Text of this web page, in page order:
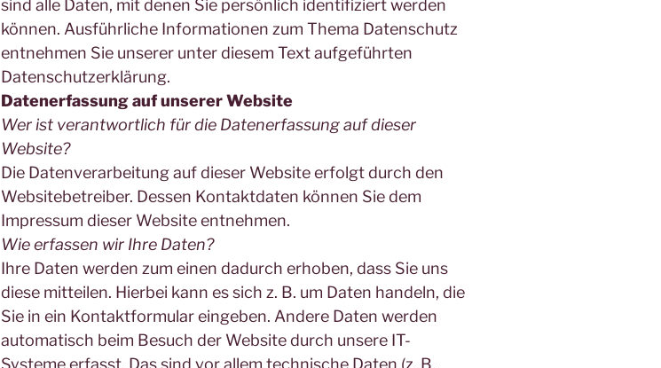
sind alle Daten, mit denen Sie persönlich identifiziert werden
können. Ausführliche Informationen zum Thema Datenschutz
entnehmen Sie unserer unter diesem Text aufgeführten
Datenschutzerklärung.
Datenerfassung auf unserer Website
Wer ist verantwortlich für die Datenerfassung auf dieser
Website?
Die Datenverarbeitung auf dieser Website erfolgt durch den
Websitebetreiber. Dessen Kontaktdaten können Sie dem
Impressum dieser Website entnehmen.
Wie erfassen wir Ihre Daten?
Ihre Daten werden zum einen dadurch erhoben, dass Sie uns
diese mitteilen. Hierbei kann es sich z. B. um Daten handeln, die
Sie in ein Kontaktformular eingeben. Andere Daten werden
automatisch beim Besuch der Website durch unsere IT-
Systeme erfasst. Das sind vor allem technische Daten (z. B.